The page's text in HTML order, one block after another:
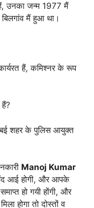
उनका जन्म 1977 मैं
मैं हुआ था।
हैं, कमिश्नर के रूप
हैं?
शहर के पुलिस आयुक्त
Manoj Kumar
आई होगी, और आपके
हो गयी होंगी, और
होगा तो दोस्तों व